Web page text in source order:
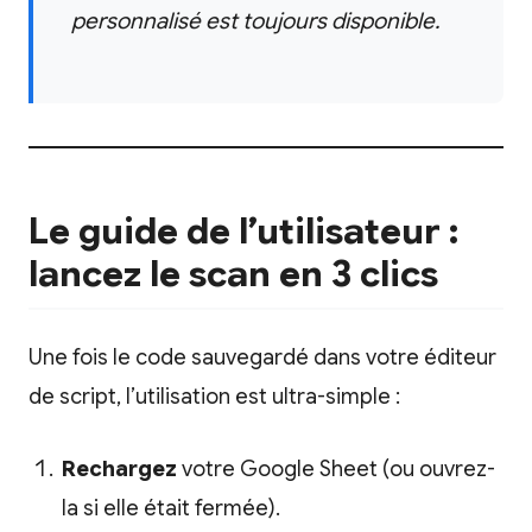
personnalisé est toujours disponible.
Le guide de l’utilisateur :
lancez le scan en 3 clics
Une fois le code sauvegardé dans votre éditeur
de script, l’utilisation est ultra-simple :
Rechargez votre Google Sheet (ou ouvrez-
la si elle était fermée).